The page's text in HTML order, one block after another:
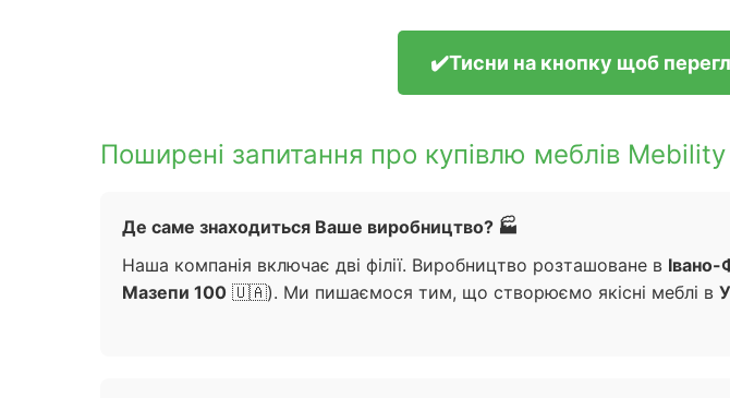
✔️Тисни на кнопку щоб
Поширені запитання про купівлю меблів Mebility
Де саме знаходиться Ваше виробництво? 🏭
Наша компанія включає дві філії. Виробництво розташоване в Івано-
Мазепи 100 🇺🇦). Ми пишаємося тим, що створюємо якісні меблі в